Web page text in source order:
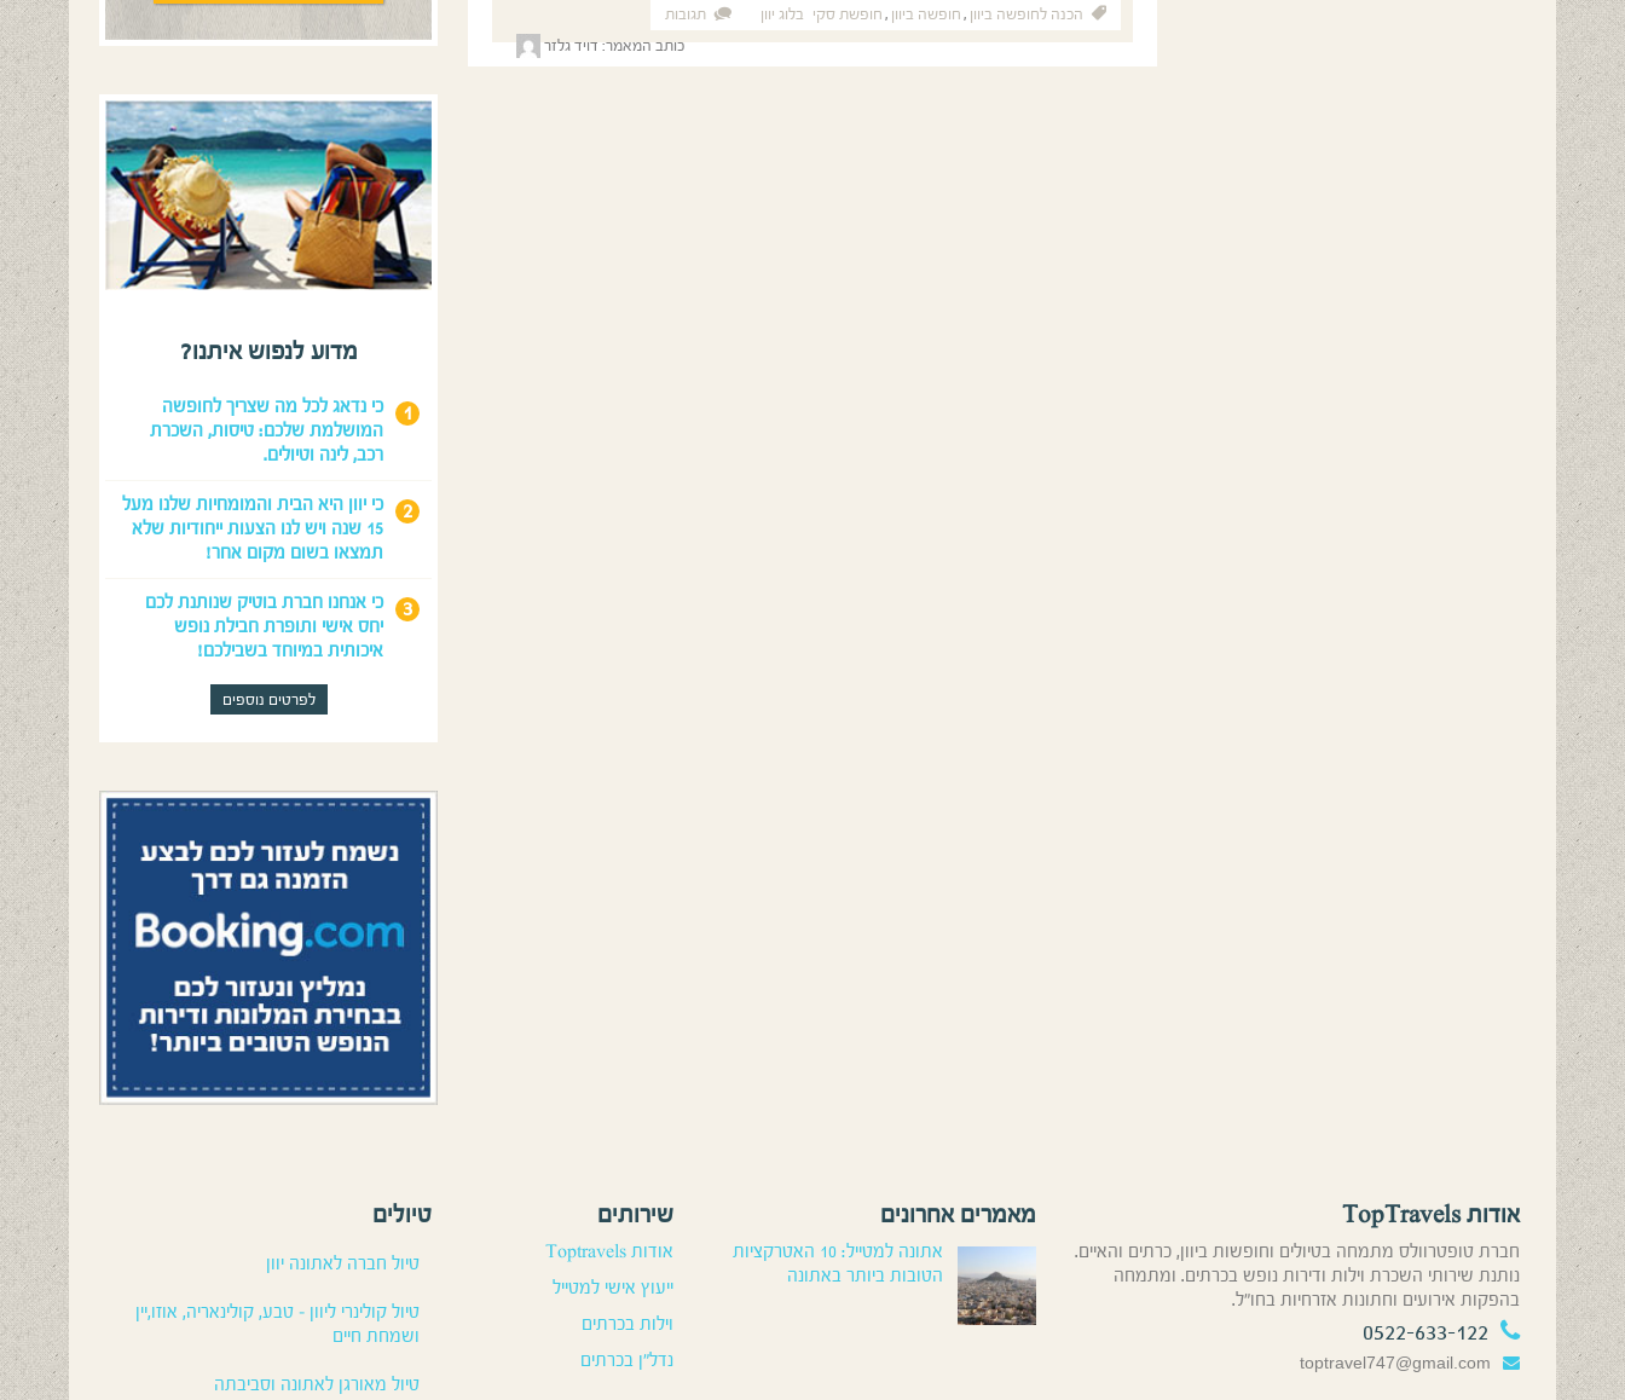
מדוע לנפוש איתנו?
כי נדאג לכל מה שצריך לחופשה
המושלמת שלכם: טיסות, השכרת
רכב, לינה וטיולים.
כי יוון היא הבית והמומחיות שלנו מעל
15 שנה ויש לנו הצעות ייחודיות שלא
תמצאו בשום מקום אחר!
כי אנחנו חברת בוטיק שנותנת לכם
יחס אישי ותופרת חבילת נופש
איכותית במיוחד בשבילכם!
לפרטים נוספים
הכנה לחופשה ביוון , חופשה ביוון , חופשת סקי בלוג יוון
תגובות
כותב המאמר: דויד גלזר
טיולים
טיול חברה לאתונה יוון
טיול קולינרי ליוון – טבע, קולינאריה, אוזו,יין
ושמחת חיים
טיול מאורגן לאתונה וסביבתה
שירותים
אודות Toptravels
ייעוץ אישי למטייל
וילות בכרתים
נדל”ן בכרתים
מאמרים אחרונים
אתונה למטייל: 10 האטרקציות
הטובות ביותר באתונה
אודות TopTravels
חברת טופטרוולס מתמחה בטיולים וחופשות ביוון, כרתים והאיים.
נותנת שירותי השכרת וילות ודירות נופש בכרתים. ומתמחה
בהפקות אירועים וחתונות אזרחיות בחו”ל.
0522-633-122
toptravel747@gmail.com